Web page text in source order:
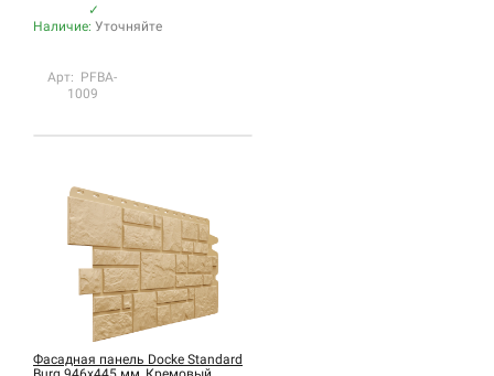
✓
Наличие: Уточняйте
Арт: PFBA-
1009
Фасадная панель Docke Standard